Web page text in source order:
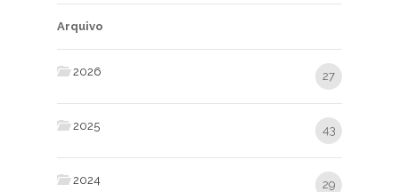
Arquivo
2026 27
2025 43
2024 29